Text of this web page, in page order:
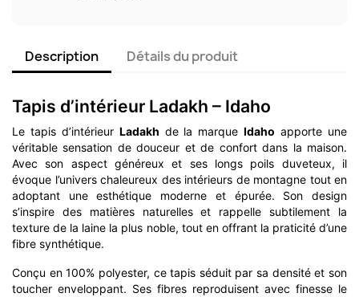
Description Détails du produit
Tapis d’intérieur Ladakh – Idaho
Le tapis d’intérieur Ladakh de la marqueIdaho apporte une
véritable sensation de douceur et de confort dans la maison.
Avec son aspect généreux et ses longs poils duveteux, il
évoque l’univers chaleureux des intérieurs de montagne tout en
adoptant une esthétique moderne et épurée. Son design
s’inspire des matières naturelles et rappelle subtilement la
texture de la laine la plus noble, tout en offrant la praticité d’une
fibre synthétique.
Conçu en 100% polyester, ce tapis séduit par sa densité et son
toucher enveloppant. Ses fibres reproduisent avec finesse le